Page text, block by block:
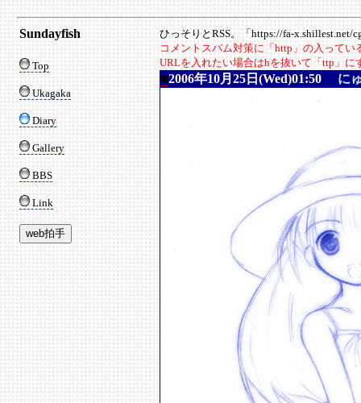
Sundayfish
Top
Ukagaka
Diary
Gallery
BBS
Link
ひっそりとRSS。「https://fa-x.shillest.net/
コメントスパム対策に「http」の入って
URLを入れたい場合はhを抜いて「ttp」に
■2006年10月25日(Wed)01:50 に